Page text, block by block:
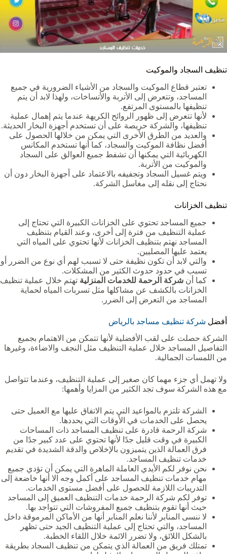
تنظيف السجاد والموكيت
تعتبر قطاع الموكيت والسجاد من الأشياء الضرورية في جميع
المساجد، وتتعرض إلى الأتربة والأتساخات، ولهذا لابد أن يتم
تنظيفها بالمستوى المرتفع.
لأنها تتعرض إلى ظهور الروائح الكريهة عندما يتم إهمال عملية
تنظيفها، والشركة حريصة على أن تستخدم أجهزة البخار الحديثة.
والعديد من الطرق الأخرى التي يمكن من خلالها الحصول على
أفضل نظافة الموكيت والسجاد، كما أنها تستخدم المكانس
الكهربائية التي يمكنها أن تشفط جميع العوالق على السجاد
والموكيت من الأتربة.
ويتم غسيل السجاد وتجفيفه بالاعتماد على أجهزة البخار دون أن
نحتاج إلى نقله إلى مغاسل الشركة.
تنظيف الخزانات
جميع المساجد تحتوي على الخزانات الكبيرة التي تحتاج إلى
عملية التنظيف من فترة إلى أخرى، وعند القيام بتنظيف
المساجد نهتم بتنظيف الخزانات لأنها تحتوي على المياه التي
يعتمد عليها المصليين.
والتي لابد أن تكون نظيفة حتى لا تسبب لهم أي نوع من الضرر أو
تسبب في حدود حدوث الكثير من المشكلات.
كما أن شركة الرحمة للخدمات المنزلية تهتم خلال عملية تنظيف
الخزانات بالكشف عن مشاكلها مثل تسربات المياه لحماية
المساجد من التعرض إلى الضرر.
أفضل شركة تنظيف مساجد بالرياض
الشركة حصلت على لقب الأفضلية لأنها تتمكن من الاهتمام بجميع
التفاصيل المساجد خلال عملية التنظيف مثل النجف والاضاءة، وغيرها
من اللمسات الجمالية.
ولا تهمل أي جزء مهما كان صغير إلى عملية التنظيف، وعندما تتواصل
مع هذه الشركة سوف تجد الكثير من المزايا وأهمها:
الشركة تلتزم بالمواعيد التي يتم الاتفاق عليها مع العميل حتى
يحصل على الخدمات في الأوقات التي يحددها.
شركة الرحمة قادرة على تنظيف المساجد ذات المساحات
الكبيرة في وقت قليل جدًا لأنها تحتوي على عدد كبير جدًا من
فرق العمالة الذين يتميزون بالإخلاص والدقة الشديدة في تقديم
خدمات تنظيف المساجد.
نحن نوفر لكم الأيدي العاملة الماهرة التي يمكن أن تؤدي جميع
مهام خدمات تنظيف المساجد على أكمل وجه الا أنها خاضعة إلى
التدريبات اللازمة للحصول على أفضل مستوى الخدمات.
توفر لكم شركة الرحمة خدمات التنظيف العميق إلى المساجد
حيث أنها تقوم بتنظيف جميع المفروشات التي تتواجد بها.
لا ننسى المنابر لأننا نعلم المنابر أنها من الأماكن المرموقة داخل
المساجد، والتي تحتاج إلى عملية التنظيف الجيد حتى تظهر
بالشكل اللائق، ولا تضرر الائمة خلال اللقاء الخطبة.
تمتلك فريق من العمالة الذي يتمكن من تنظيف السجاد بطريقة